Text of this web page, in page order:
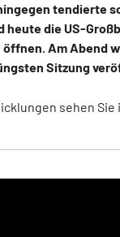
tendierte
heute die US-
öffnen. Am Abend
Sitzung
sehen Sie